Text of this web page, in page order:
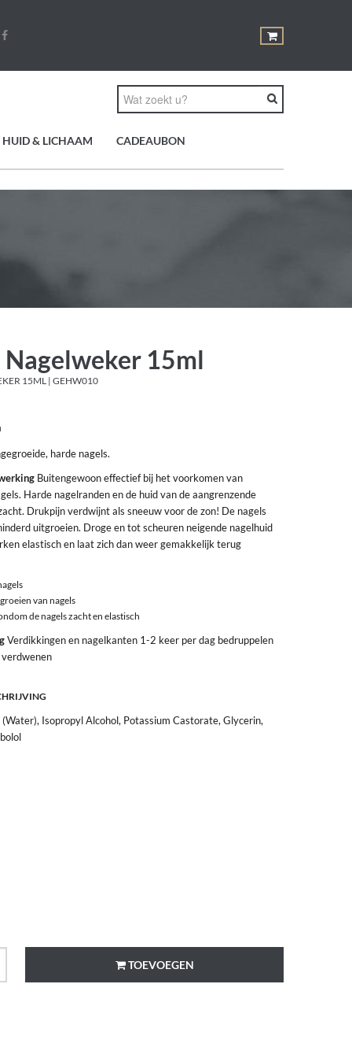
HUID & LICHAAM CADEAUBON
15ml
15ML | GEHW010
harde nagels.
Buitengewoon effectief bij het voorkomen van
Harde nagelranden en de huid van de aangrenzende
Drukpijn verdwijnt als sneeuw voor de zon! De nagels
uitgroeien. Droge en tot scheuren neigende nagelhuid
elastisch en laat zich dan weer gemakkelijk terug
van nagels
de nagels zacht en elastisch
Verdikkingen en nagelkanten 1-2 keer per dag bedruppelen
Isopropyl Alcohol, Potassium Castorate, Glycerin,
TOEVOEGEN